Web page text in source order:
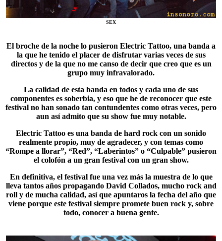
SEX
El broche de la noche lo pusieron Electric Tattoo, una banda a
la que he tenido el placer de disfrutar varias veces de sus
directos y de la que no me canso de decir que creo que es un
grupo muy infravalorado.
La calidad de esta banda en todos y cada uno de sus
componentes es soberbia, y eso que he de reconocer que este
festival no han sonado tan contundentes como otras veces, pero
aun así admito que su show fue muy notable.
Electric Tattoo es una banda de hard rock con un sonido
realmente propio, muy de agradecer, y con temas como
“Rompe a llorar”, “Red”, “Laberintos” o “Culpable” pusieron
el colofón a un gran festival con un gran show.
En definitiva, el festival fue una vez más la muestra de lo que
lleva tantos años propagando David Collados, mucho rock and
roll y de mucha calidad, así que apuntaros la fecha del año que
viene porque este festival siempre promete buen rock y, sobre
todo, conocer a buena gente.